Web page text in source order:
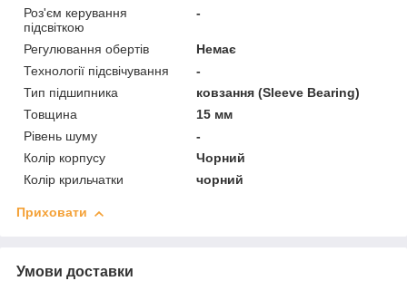
Роз'єм керування
підсвіткою
-
Регулювання обертів
Немає
Технології підсвічування
-
Тип підшипника
ковзання (Sleeve Bearing)
Товщина
15 мм
Рівень шуму
-
Колір корпусу
Чорний
Колір крильчатки
чорний
Приховати
Умови доставки